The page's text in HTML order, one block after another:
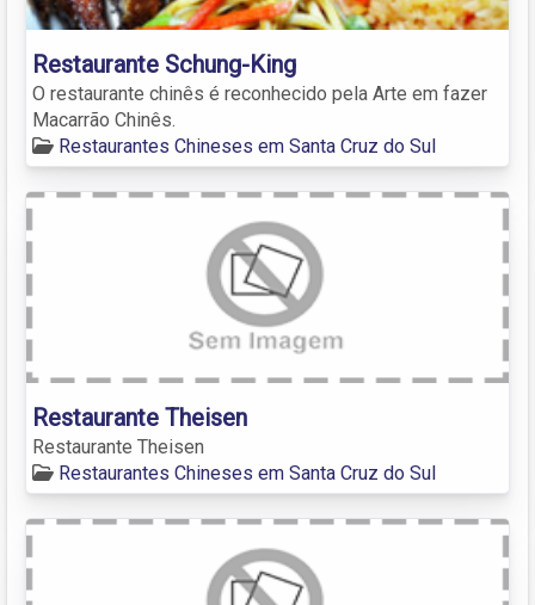
Restaurante Schung-King
O restaurante chinês é reconhecido pela Arte em fazer
Macarrão Chinês.
Restaurantes Chineses em Santa Cruz do Sul
Restaurante Theisen
Restaurante Theisen
Restaurantes Chineses em Santa Cruz do Sul